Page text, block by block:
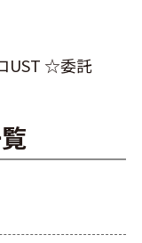
UST ☆委託